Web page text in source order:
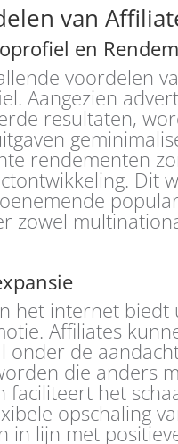
van
en
voordelen
Aangezien
resultaten,
rendementen
Dit
zowel
het internet biedt
Affiliates
onder de
die anders
faciliteert het
opschaling
in lijn met